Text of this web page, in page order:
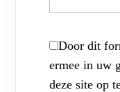
Door dit
ermee in uw
deze site op